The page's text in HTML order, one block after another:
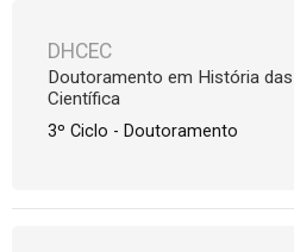
DHCEC
Doutoramento em História
Científica
3º Ciclo - Doutoramento